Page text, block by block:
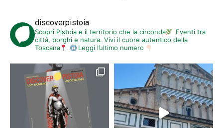
discoverpistoia
Scopri Pistoia e il territorio che la circonda
Eventi tra
città, borghi e natura. Vivi il cuore autentico della
Toscana
Leggi l’ultimo numero